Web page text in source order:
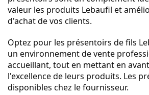
valeur les produits Lebaufil et
d'achat de vos clients.
Optez pour les présentoirs de fils
un environnement de vente
accueillant, tout en mettant en
l'excellence de leurs produits. Les
disponibles chez le fournisseur.